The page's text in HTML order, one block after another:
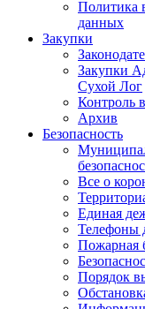
Политика
данных
Закупки
Закупки
Сухой Лог
Контроль
Архив
Безопасность
Все о
Единая
Телефоны
Пожарная
Порядок